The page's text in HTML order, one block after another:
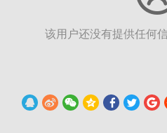
该用户还没有提供任何